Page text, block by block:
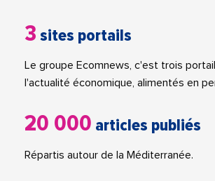
3 sites portails
Le groupe Ecomnews, c'est trois
l'actualité économique, alimentés en
20 000 articles publiés
Répartis autour de la Méditerranée.